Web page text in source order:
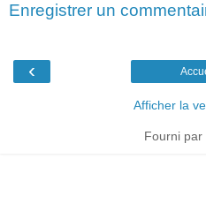
Enregistrer un
‹
Afficher la
Fourni par